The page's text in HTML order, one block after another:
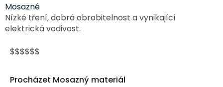
Mosazné
Nízké tření, dobrá obrobitelnost a vynikající
elektrická vodivost.
$$$$$$
Procházet Mosazný materiál